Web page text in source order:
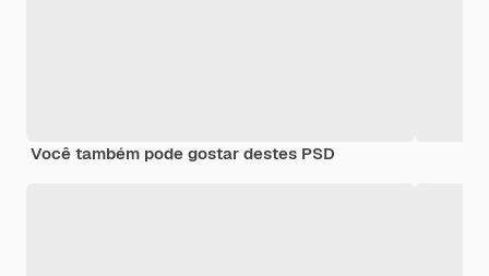
Você também pode gostar destes PSD